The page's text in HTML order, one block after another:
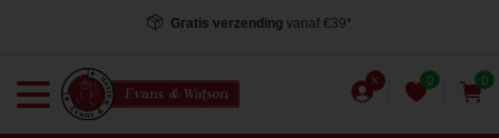
Gratis verzending vanaf €39*
0 0